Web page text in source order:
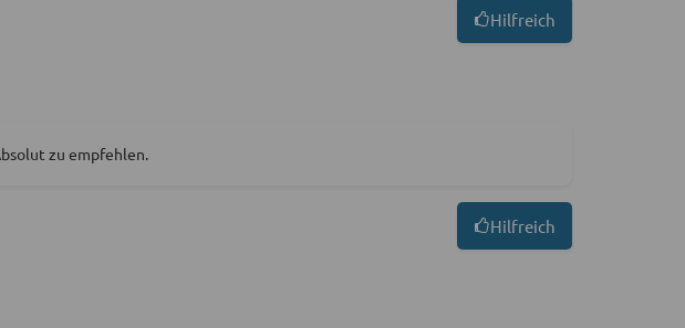
Hilfreich
zu empfehlen.
Hilfreich